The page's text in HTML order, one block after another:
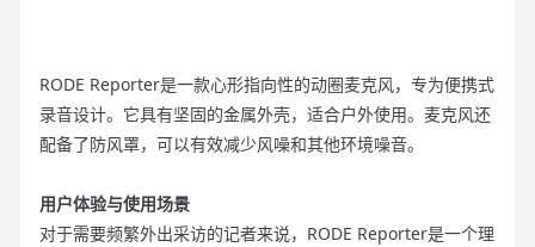
RODE Reporter是一款心形指向性的动圈麦克风，专为便携式
录音设计。它具有坚固的金属外壳，适合户外使用。麦克风还
配备了防风罩，可以有效减少风噪和其他环境噪音。
用户体验与使用场景
对于需要频繁外出采访的记者来说，RODE Reporter是一个理